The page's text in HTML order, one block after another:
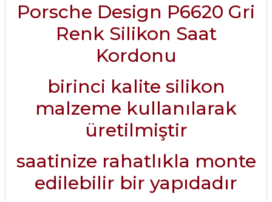
Porsche Design P6620 Gri
Renk Silikon Saat
Kordonu
birinci kalite silikon
malzeme kullanılarak
üretilmiştir
saatinize rahatlıkla monte
edilebilir bir yapıdadır